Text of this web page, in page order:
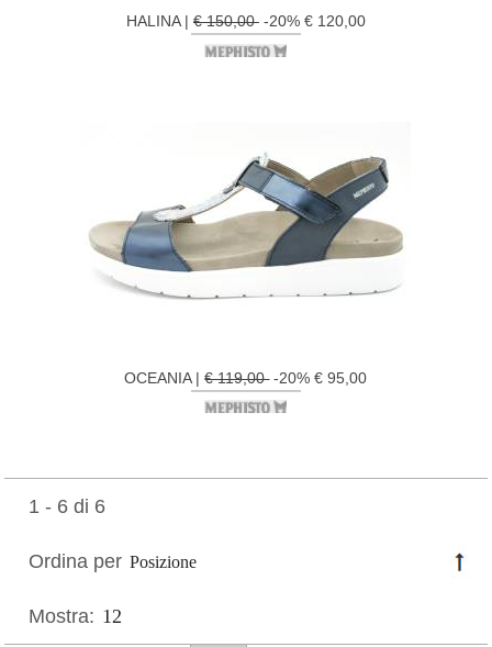
HALINA | € 150,00-20% € 120,00
OCEANIA |€ 119,00-20% € 95,00
1 - 6 di 6
Ordina per
Mostra: